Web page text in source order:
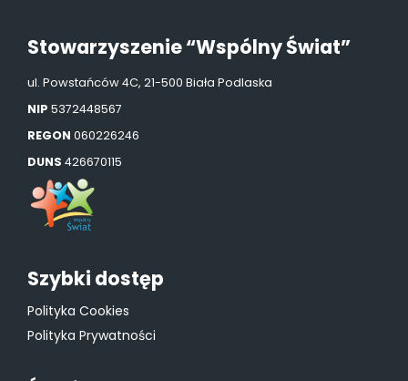
Stowarzyszenie “Wspólny Świat”
ul. Powstańców 4C, 21-500 Biała Podlaska
NIP 5372448567
REGON 060226246
DUNS 426670115
Szybki dostęp
Polityka Cookies
Polityka Prywatności